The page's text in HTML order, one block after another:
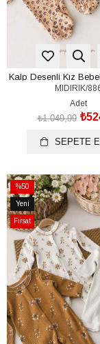
Kalp Desenli Kız
Seti (%100 Pamuk)(0-
MIDIRIK/
Adet
₺1.049,99
SEPETE
%50
İndirim
%50İndirim
Yeni
Ürün
Fırsat
Ürünü